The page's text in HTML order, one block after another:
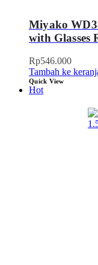
Miyako
with Glasses
Rp546.000
Tambah ke
Quick View
Hot